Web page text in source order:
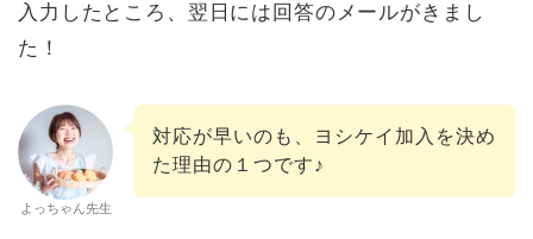
入力したところ、翌日には回答のメールがきまし
た！
よっちゃん先生
対応が早いのも、ヨシケイ加入を決め
た理由の１つです♪